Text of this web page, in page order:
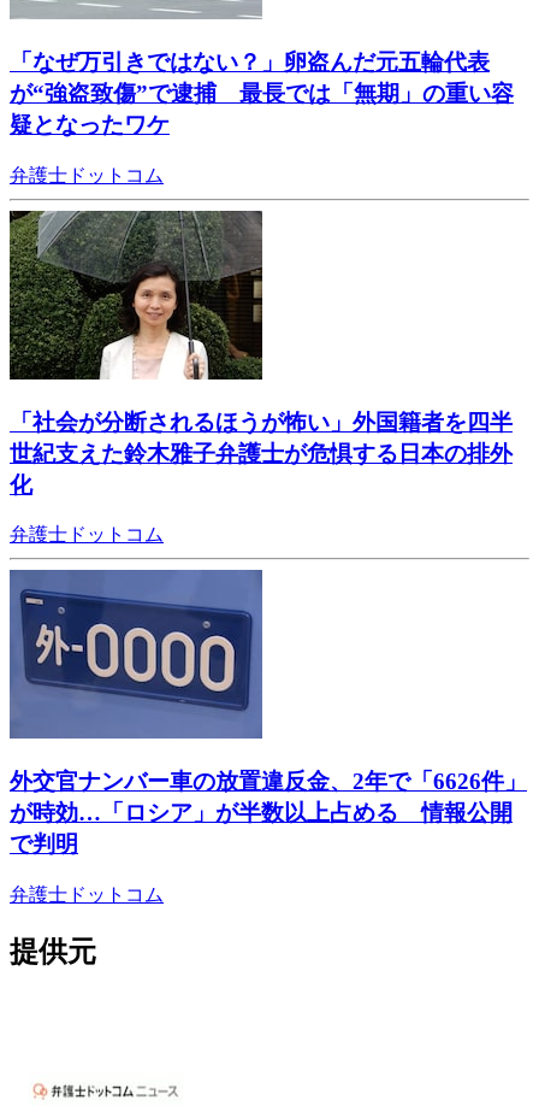
「なぜ万引きではない？」卵盗んだ元五輪代表
が“強盗致傷”で逮捕 最長では「無期」の重い容
疑となったワケ
弁護士ドットコム
「社会が分断されるほうが怖い」外国籍者を四半
世紀支えた鈴木雅子弁護士が危惧する日本の排外
化
弁護士ドットコム
外交官ナンバー車の放置違反金、2年で「6626件」
が時効…「ロシア」が半数以上占める 情報公開
で判明
弁護士ドットコム
提供元